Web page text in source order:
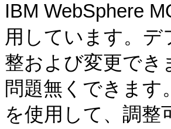
IBM WebSphere
用しています。
整および変更でき
問題無くできま
を使用して、調整